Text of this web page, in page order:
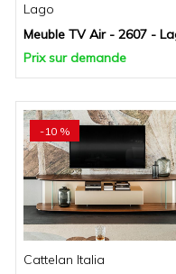
Lago
Meuble TV Air - 2607 -
Prix sur demande
-10 %
Cattelan Italia